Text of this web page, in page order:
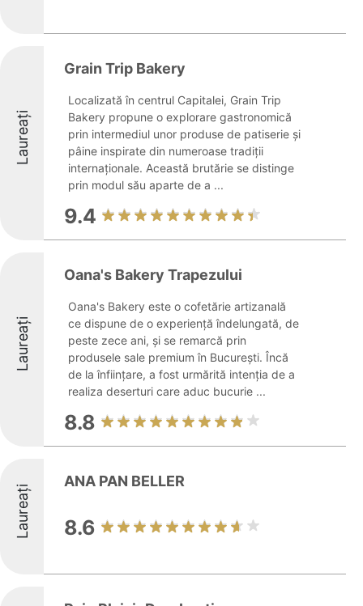
Laureați
Grain Trip Bakery
Localizată în centrul Capitalei, Grain Trip
Bakery propune o explorare gastronomică
prin intermediul unor produse de patiserie și
pâine inspirate din numeroase tradiții
internaționale. Această brutărie se distinge
prin modul său aparte de a ...
9.4
Laureați
Oana's Bakery Trapezului
Oana's Bakery este o cofetărie artizanală
ce dispune de o experiență îndelungată, de
peste zece ani, și se remarcă prin
produsele sale premium în București. Încă
de la înființare, a fost urmărită intenția de a
realiza deserturi care aduc bucurie ...
8.8
Laureați
ANA PAN BELLER
8.6